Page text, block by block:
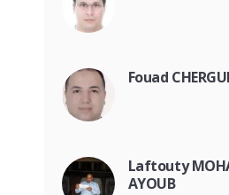
Fouad
Laftouty
AYOUB